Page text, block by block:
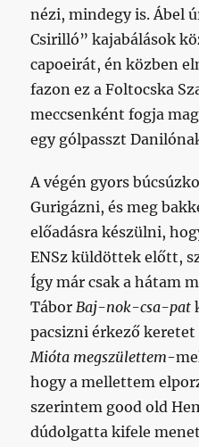
nézi, mindegy is. Ábel
Csirilló” kajabálások
capoeirát, én közben
fazon ez a Foltocska
meccsenként fogja
egy gólpasszt
A végén gyors
Gurigázni, és meg
előadásra készülni,
ENSz küldöttek előtt,
Így már csak a hátam
TáborBaj-nok-csa-pat
pacsizni érkező
Mióta megszülettem-
hogy a mellettem
szerintem good old
dúdolgatta kifele